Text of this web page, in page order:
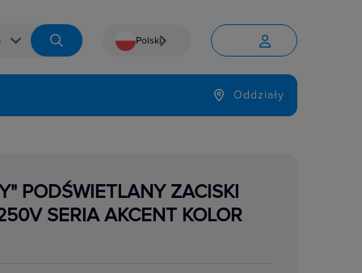
 Polski
Język

Oddziały
PODŚWIETLANY ZACISKI
SERIA AKCENT KOLOR